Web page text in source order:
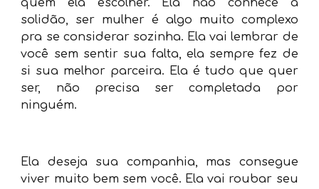
quem ela escolher. Ela não conhece a
solidão, ser mulher é algo muito complexo
pra se considerar sozinha. Ela vai lembrar de
você sem sentir sua falta, ela sempre fez de
si sua melhor parceira. Ela é tudo que quer
ser, não precisa ser completada por
ninguém.
Ela deseja sua companhia, mas consegue
viver muito bem sem você. Ela vai roubar seu